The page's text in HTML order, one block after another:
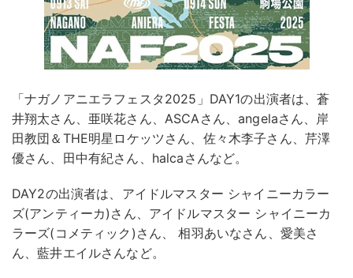
「ナガノアニエラフェスタ2025」DAY1の出演者は、蒼
井翔太さん、亜咲花さん、ASCAさん、angelaさん、岸
田教団＆THE明星ロケッツさん、佐々木李子さん、芹澤
優さん、田中有紀さん、halcaさんなど。
DAY2の出演者は、アイドルマスター シャイニーカラー
ズ(アンティーカ)さん、アイドルマスター シャイニーカ
ラーズ(コメティック)さん、 相羽あいなさん、愛美さ
ん、藍井エイルさんなど。